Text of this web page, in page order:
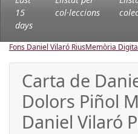
15
days
col·leccions
Fons Daniel Vilaró RiusMemòria
Carta de
Dolors Piñol
Daniel Vilaró